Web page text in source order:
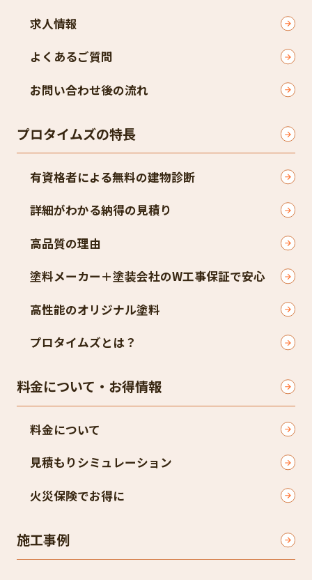
求人情報
よくあるご質問
お問い合わせ後の流れ
プロタイムズの特長
有資格者による無料の建物診断
詳細がわかる納得の見積り
高品質の理由
塗料メーカー＋塗装会社のW工事保証で安心
高性能のオリジナル塗料
プロタイムズとは？
料金について・お得情報
料金について
見積もりシミュレーション
火災保険でお得に
施工事例